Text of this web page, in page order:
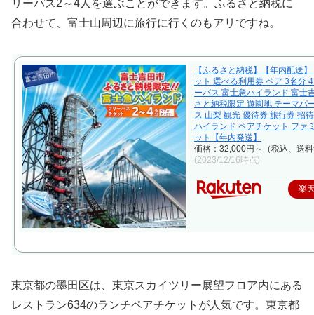
リーパス2～4人を選ぶことができます。ふるさと納税に
合わせて、富士山周辺に旅行に行くのもアリですね。
【ふるさと納税】【年内配送
ット 選べる利用券 ペア 3名分
ーパス 富士急ハイランド 富士
さと納税限定 遊園地 テーマパ
ス 山梨 観光 優待券 旅行券 招
ハイランド ペアチケット ファ
ット【年内発送】
価格：32,000円～（税込、送
(2023/12/16時点)
楽
東京都の墨田区は、東京スカイツリー展望フロア内にある
レストラン634のランチペアチケットが人気です。東京都